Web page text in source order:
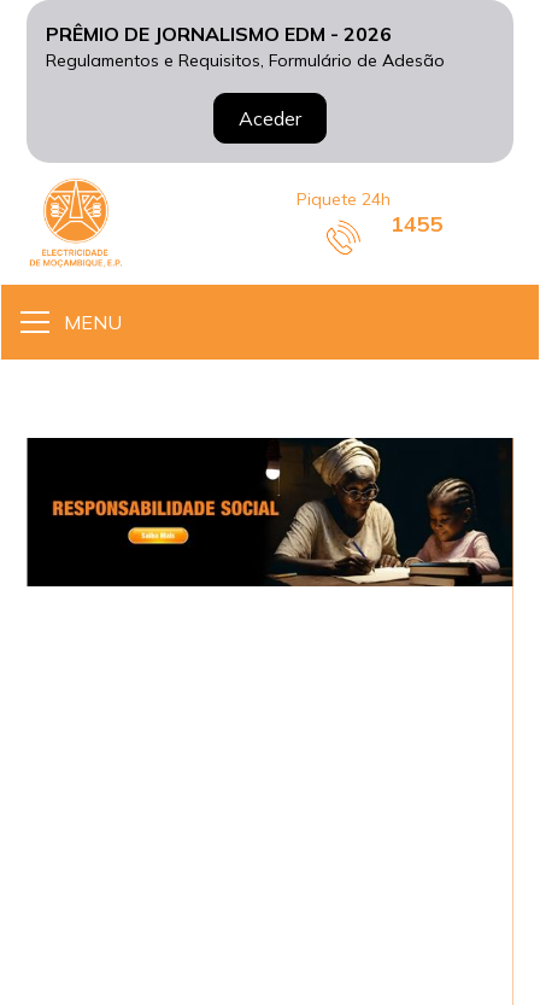
PRÊMIO DE JORNALISMO EDM - 2026
Regulamentos e Requisitos, Formulário de Adesão
Aceder
Piquete 24h
1455
MENU